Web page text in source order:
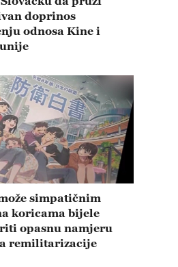
doprinos
odnosa Kine i
simpatičnim
koricama bijele
opasnu namjeru
remilitarizacije